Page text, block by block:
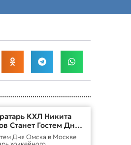
КХЛ Никита
Станет Гостем Дня
Дня Омска в Москве